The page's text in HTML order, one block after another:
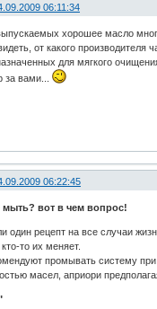
06:11:34
хорошее масло
от какого
для мягкого
за вами...
06:22:45
вот в чем вопрос!
один рецепт на все случаи
то их меняет.
промывать систему
масел, априори